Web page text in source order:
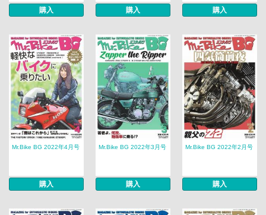
購入 購入 購入
Mr.Bike BG 2022年4月号
購入
Mr.Bike BG 2022年3月号
購入
Mr.Bike BG 2022年2月号
購入